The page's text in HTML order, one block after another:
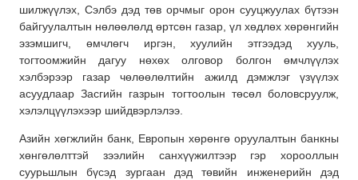
шилжүүлэх, Сэлбэ дэд төв орчмыг орон сууцжуулах бүтээн
байгуулалтын нөлөөлөлд өртсөн газар, үл хөдлөх хөрөнгийн
эзэмшигч, өмчлөгч иргэн, хуулийн этгээдэд хууль,
тогтоомжийн дагуу нөхөх олговор болгон өмчлүүлэх
хэлбэрээр газар чөлөөлөлтийн ажилд дэмжлэг үзүүлэх
асуудлаар Засгийн газрын тогтоолын төсөл боловсруулж,
хэлэлцүүлэхээр шийдвэрлэлээ.
Азийн хөгжлийн банк, Европын хөрөнгө оруулалтын банкны
хөнгөлөлттэй зээлийн санхүүжилтээр гэр хорооллын
суурьшлын бүсэд зургаан дэд төвийн инженерийн дэд